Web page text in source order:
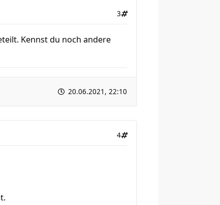
3
Kennst du noch andere
20.06.2021, 22:10
4